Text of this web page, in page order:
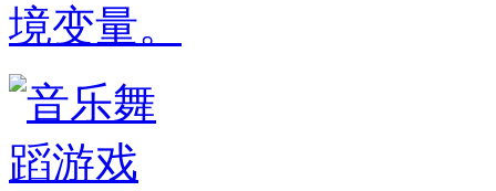
境变量。